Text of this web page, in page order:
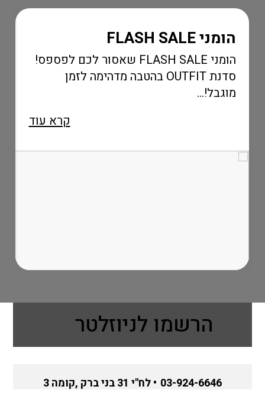
הומני FLASH SALE
הומני FLASH SALE שאסור לכם לפספס!
סדנת OUTFIT בהטבה מדהימה לזמן
מוגבל!...
קרא עוד
הרשמו לניוזלטר
03-924-6646 • לח"י 31 בני ברק ,קומה 3